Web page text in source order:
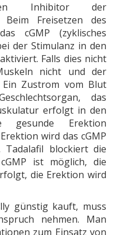
Inhibitor der
Beim Freisetzen des
cGMP (zyklisches
der Stimulanz in den
Falls dies nicht
nicht und der
Zustrom vom Blut
das
erfolgt in den
gesunde Erektion
wird das cGMP
Tadalafil blockiert die
ist möglich, die
die Erektion wird
günstig kauft, muss
nehmen. Man
zum Einsatz von